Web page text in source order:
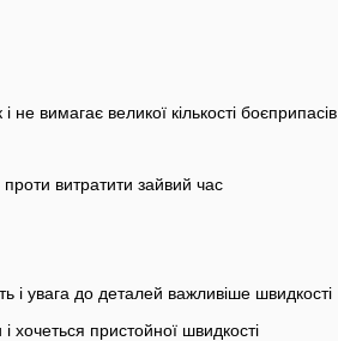
вимагає великої кількості боєприпасів.
витратити зайвий час
і увага до деталей важливіше швидкості
хочеться пристойної швидкості